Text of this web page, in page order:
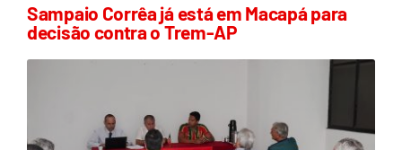
Sampaio Corrêa já está em Macapá para
decisão contra o Trem-AP